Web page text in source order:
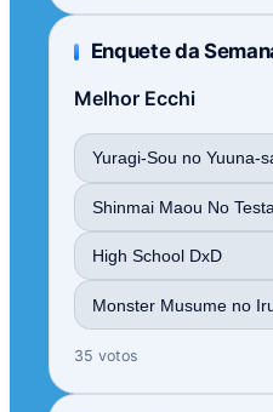
Enquete da
Melhor Ecchi
Yuragi-Sou no Yuuna-
Shinmai Maou No
High School DxD
Monster Musume no
35 votos